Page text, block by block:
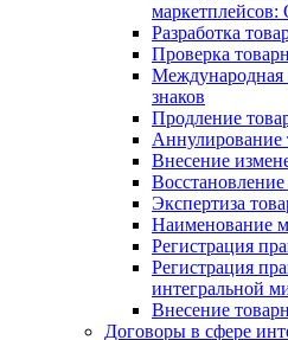
маркетплейсов:
Разработка
Проверка
Международная
знаков
Продление
Аннулирование
Внесение
Восстановление
Экспертиза
Наименование
Регистрация
Регистрация
интегральной
Внесение
Договоры в сфере